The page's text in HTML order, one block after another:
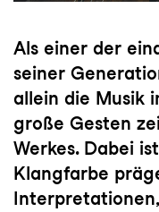
Als einer der
seiner
allein die Musik
große Gesten
Werkes. Dabei
Klangfarbe